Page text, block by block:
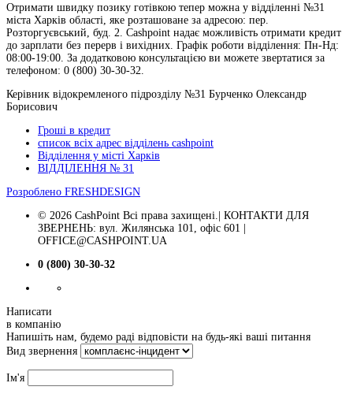
Отримати швидку позику готівкою тепер можна у відділенні №31
міста Харків області, яке розташоване за адресою: пер.
Розторгуєвський, буд. 2. Cashpoint надає можливість отримати кредит
до зарплати без перерв і вихідних. Графік роботи відділення: Пн-Нд:
08:00-19:00. За додатковою консультацією ви можете звертатися за
телефоном: 0 (800) 30-30-32.
Керівник відокремленого підрозділу №31 Бурченко Олександр
Борисович
Гроші в кредит
список всіх адрес відділень cashpoint
Відділення у місті Харків
ВІДДІЛЕННЯ № 31
Розроблено FRESHDESIGN
© 2026 CashPoint Всі права захищені.| КОНТАКТИ ДЛЯ
ЗВЕРНЕНЬ: вул. Жилянська 101, офіс 601 |
OFFICE@CASHPOINT.UA
0 (800) 30-30-32
Написати
в компанію
Напишіть нам, будемо раді відповісти на будь-які ваші питання
Вид звернення
Ім'я